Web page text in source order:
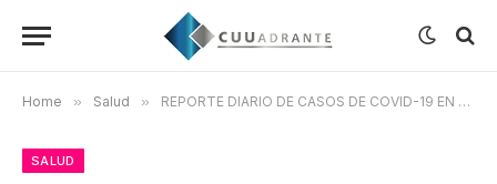
Home » Salud » REPORTE DIARIO DE CASOS DE COVID-19 EN EL ESTADO DE CHIHUAHUA
SALUD